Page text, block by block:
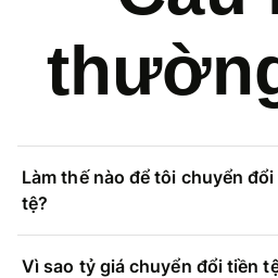
Làm thế nào để tôi chuyển
tệ?
Vì sao tỷ giá chuyển đổi tiền